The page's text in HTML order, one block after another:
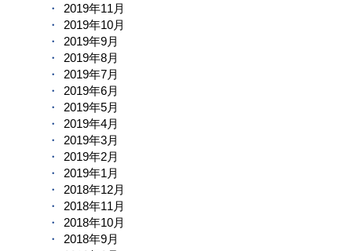
2019年11月
2019年10月
2019年9月
2019年8月
2019年7月
2019年6月
2019年5月
2019年4月
2019年3月
2019年2月
2019年1月
2018年12月
2018年11月
2018年10月
2018年9月